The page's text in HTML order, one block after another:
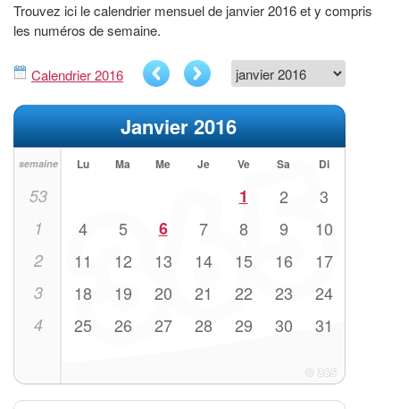
Trouvez ici le calendrier mensuel de janvier 2016 et y compris
les numéros de semaine.
Calendrier 2016
Janvier 2016
semaine Lu Ma Me Je Ve Sa Di
53 1 2 3
1 4 5 6 7 8 9 10
2 11 12 13 14 15 16 17
3 18 19 20 21 22 23 24
4 25 26 27 28 29 30 31